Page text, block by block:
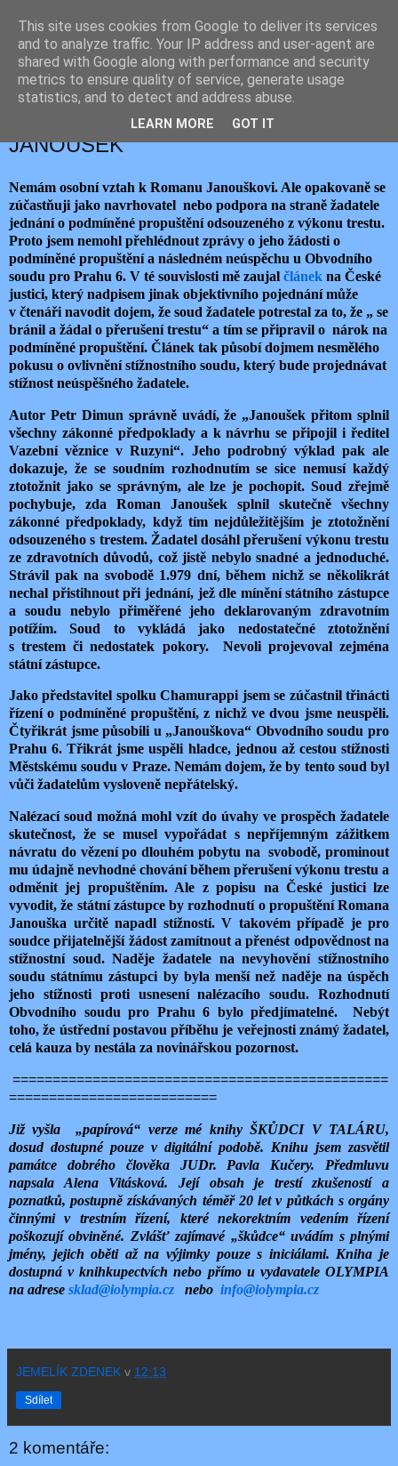
JEMELIK ZDENĚK
sobota 20. srpna 2022
ČESKÁ JUSTICE A ROMAN
JANOUŠEK
Nemám osobní vztah k Romanu Janouškovi. Ale opakovaně se
zúčastňuji jako navrhovatel nebo podpora na straně žadatele
jednání o podmíněné propuštění odsouzeného z výkonu trestu.
Proto jsem nemohl přehlédnout zprávy o jeho žádosti o
podmíněné propuštění a následném neúspěchu u Obvodního
soudu pro Prahu 6. V té souvislosti mě zaujal článek na České
justici, který nadpisem jinak objektivního pojednání může
v čtenáři navodit dojem, že soud žadatele potrestal za to, že „ se
bránil a žádal o přerušení trestu“ a tím se připravil o nárok na
podmíněné propuštění. Článek tak působí dojmem nesmělého
pokusu o ovlivnění stížnostního soudu, který bude projednávat
stížnost neúspěšného žadatele.
Autor Petr Dimun správně uvádí, že „Janoušek přitom splnil
všechny zákonné předpoklady a k návrhu se připojil i ředitel
Vazební věznice v Ruzyni“. Jeho podrobný výklad pak ale
dokazuje, že se soudním rozhodnutím se sice nemusí každý
ztotožnit jako se správným, ale lze je pochopit. Soud zřejmě
pochybuje, zda Roman Janoušek splnil skutečně všechny
zákonné předpoklady, když tím nejdůležitějším je ztotožnění
odsouzeného s trestem. Žadatel dosáhl přerušení výkonu trestu
ze zdravotních důvodů, což jistě nebylo snadné a jednoduché.
Strávil pak na svobodě 1.979 dní, během nichž se několikrát
nechal přistihnout při jednání, jež dle mínění státního zástupce
a soudu nebylo přiměřené jeho deklarovaným zdravotním
potížím. Soud to vykládá jako nedostatečné ztotožnění
s trestem či nedostatek pokory. Nevoli projevoval zejména
státní zástupce.
Jako představitel spolku Chamurappi jsem se zúčastnil třinácti
řízení o podmíněné propuštění, z nichž ve dvou jsme neuspěli.
Čtyřikrát jsme působili u „Janouškova“ Obvodního soudu pro
Prahu 6. Třikrát jsme uspěli hladce, jednou až cestou stížnosti
Městskému soudu v Praze. Nemám dojem, že by tento soud byl
vůči žadatelům vysloveně nepřátelský.
Nalézací soud možná mohl vzít do úvahy ve prospěch žadatele
skutečnost, že se musel vypořádat s nepříjemným zážitkem
návratu do vězení po dlouhém pobytu na svobodě, prominout
mu údajně nevhodné chování během přerušení výkonu trestu a
odměnit jej propuštěním. Ale z popisu na České justici lze
vyvodit, že státní zástupce by rozhodnutí o propuštění Romana
Janouška určitě napadl stížností. V takovém případě je pro
soudce přijatelnější žádost zamítnout a přenést odpovědnost na
stížnostní soud. Naděje žadatele na nevyhovění stížnostního
soudu státnímu zástupci by byla menší než naděje na úspěch
jeho stížnosti proti usnesení nalézacího soudu. Rozhodnutí
Obvodního soudu pro Prahu 6 bylo předjímatelné. Nebýt
toho, že ústřední postavou příběhu je veřejnosti známý žadatel,
celá kauza by nestála za novinářskou pozornost.
===============================================
==========================
Již vyšla
„papírová“ verze mé knihy ŠKŮDCI V TALÁRU,
dosud dostupné pouze v digitální podobě. Knihu jsem zasvětil
památce dobrého člověka JUDr. Pavla Kučery. Předmluvu
napsala Alena Vitásková. Její obsah je trestí zkušeností a
poznatků, postupně získávaných téměř 20 let v půtkách s orgány
činnými v trestním řízení, které nekorektním vedením řízení
poškozují obviněné. Zvlášť zajímavé „škůdce“ uvádím s plnými
jmény, jejich oběti až na výjimky pouze s iniciálami. Kniha je
dostupná v knihkupectvích nebo přímo u vydavatele OLYMPIA
na adrese sklad@iolympia.cz nebo info@iolympia.cz
JEMELÍK ZDENEK v 12:13
Sdílet
2 komentáře:
This site uses cookies from Google to deliver its services
and to analyze traffic. Your IP address and user-agent are
shared with Google along with performance and security
metrics to ensure quality of service, generate usage
statistics, and to detect and address abuse.
LEARN MORE GOT IT